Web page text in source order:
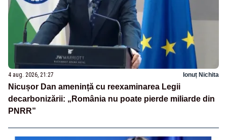
4 aug. 2026, 21:27 Ionuț Nichita
Nicușor Dan amenință cu reexaminarea Legii
decarbonizării: „România nu poate pierde miliarde din
PNRR”